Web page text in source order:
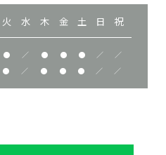
火 水 木 金 土 日 祝
● ／ ● ● ● ／ ／
● ／ ● ● ● ／ ／